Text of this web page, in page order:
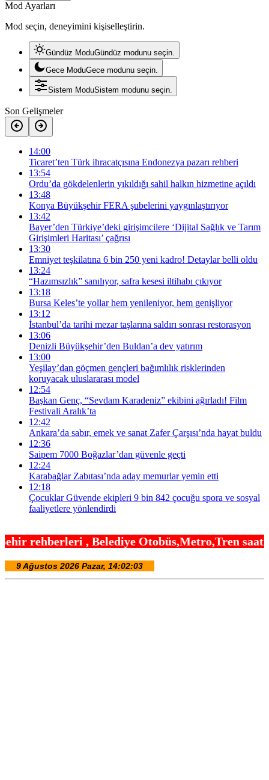
Mod Ayarları
Mod seçin, deneyimini kişiselleştirin.
Gündüz ModuGündüz modunu seçin.
Gece ModuGece modunu seçin.
Sistem ModuSistem modunu seçin.
Son Gelişmeler
14:00
Ticaret’ten Türk ihracatçısına Endonezya pazarı rehberi
13:54
Ordu’da gökdelenlerin yıkıldığı sahil halkın hizmetine açıldı
13:48
Konya Büyükşehir FERA şubelerini yaygınlaştırıyor
13:42
Bayer’den Türkiye’deki girişimcilere ‘Dijital Sağlık ve Tarım
Girişimleri Haritası’ çağrısı
13:30
Emniyet teşkilatına 6 bin 250 yeni kadro! Detaylar belli oldu
13:24
“Hazımsızlık” sanılıyor, safra kesesi iltihabı çıkıyor
13:18
Bursa Keles’te yollar hem yenileniyor, hem genişliyor
13:12
İstanbul’da tarihi mezar taşlarına saldırı sonrası restorasyon
13:06
Denizli Büyükşehir’den Buldan’a dev yatırım
13:00
Yeşilay’dan göçmen gençleri bağımlılık risklerinden
koruyacak uluslararası model
12:54
Başkan Genç, “Sevdam Karadeniz” ekibini ağırladı! Film
Festivali Aralık’ta
12:42
Ankara’da sabır, emek ve sanat Zafer Çarşısı’nda hayat buldu
12:36
Saipem 7000 Boğazlar’dan güvenle geçti
12:24
Karabağlar Zabıtası’nda aday memurlar yemin etti
12:18
Çocuklar Güvende ekipleri 9 bin 842 çocuğu spora ve sosyal
faaliyetlere yönlendirdi
, Belediye Otobüs,Metro,Tren saatleri